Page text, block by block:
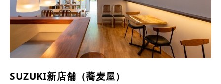
SUZUKI新店舗（蕎麦屋）